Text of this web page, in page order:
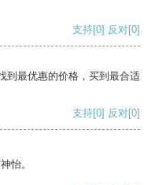
支持[0] 反对[0]
到最优惠的价格，买到最合适
支持[0] 反对[0]
怡。